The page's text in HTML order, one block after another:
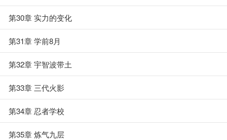
第30章 实力的变化
第31章 学前8月
第32章 宇智波带土
第33章 三代火影
第34章 忍者学校
第35章 炼气九层